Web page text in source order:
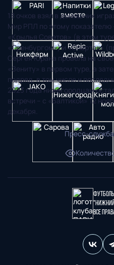
18 очков взял в домашних
Мир РПЛ по этому показателю
«Крылья Советов» (в этом
«Оренбургом») и «Спартак»
Сергея Юрана провела на
«Зениту» в первом туре, а
подряд, в том числе и
2023 года нижегородцам
встречи – с «Балтикой» 12
декабря.
Пресс-
"Нижний
Все